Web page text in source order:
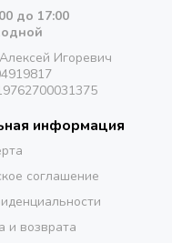
до 17:00
Игоревич
информация
соглашение
и возврата